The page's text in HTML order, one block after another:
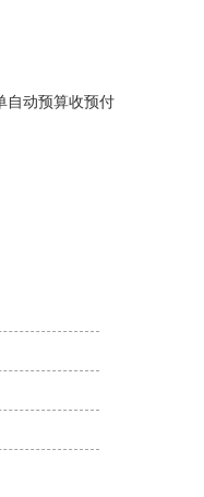
自动预算收预付